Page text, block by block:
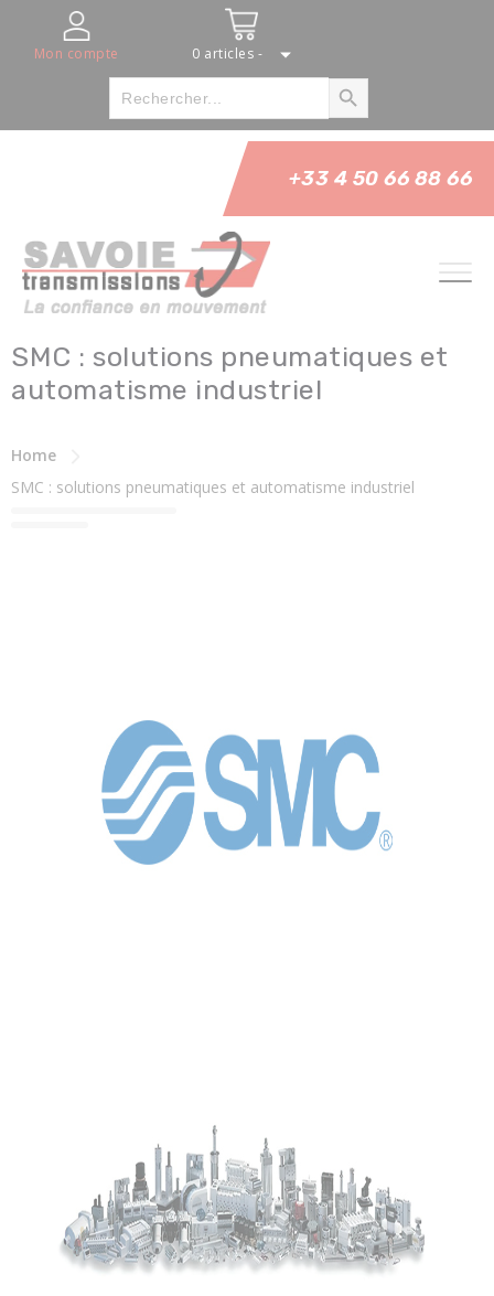
0 articles -
Mon compte
Rechercher Bouton Rechercher
+33 4 50 66 88 66
SMC : solutions pneumatiques et
automatisme industriel
Home
SMC : solutions pneumatiques et automatisme industriel
Panneau de gestion des cookies